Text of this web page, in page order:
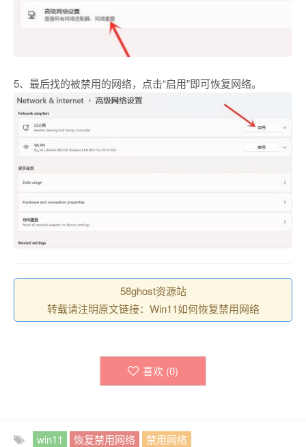
5、最后找的被禁用的网络，点击“启用”即可恢复网络。
58ghost资源站
转载请注明原文链接：Win11如何恢复禁用网络
喜欢 (0)
win11 恢复禁用网络 禁用网络